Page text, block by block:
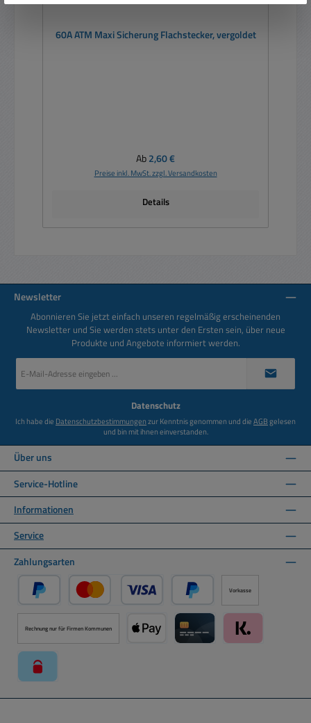
60A ATM Maxi Sicherung Flachstecker, vergoldet
Regulärer Preis:
Ab2,60 €
Preise inkl. MwSt. zzgl. Versandkosten
Details
Newsletter
Abonnieren Sie jetzt einfach unseren regelmäßig erscheinenden
Newsletter und Sie werden stets unter den Ersten sein, über neue
Produkte und Angebote informiert werden.
Mail-
Datenschutz
Ich habe die Datenschutzbestimmungenzur Kenntnis genommen und dieAGBgelesen
und bin mit ihnen einverstanden.
Über uns
Service-Hotline
Informationen
Service
Zahlungsarten
PayPal Kredit- oder Debitkarte über PayPal
Später Bezahlen über PayPal
Vorkasse
Rechnung nur für Firmen Kommunen